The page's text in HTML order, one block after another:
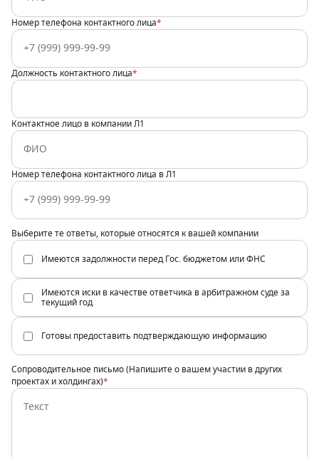
Номер телефона контактного лица*
Должность контактного лица*
Контактное лицо в компании Л1
Номер телефона контактного лица в Л1
Выберите те ответы, которые относятся к вашей компании
Имеются задолжности перед Гос. бюджетом или ФНС
Имеются иски в качестве ответчика в арбитражном суде за
текущий год
Готовы предоставить подтверждающую информацию
Сопроводительное письмо (Напишите о вашем участии в других
проектах и холдингах)*